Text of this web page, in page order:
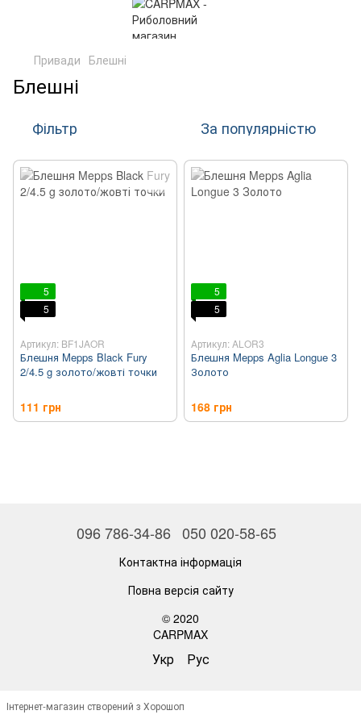
Привади Блешні
Блешні
Фільтр За популярністю
5
5
Артикул: BF1JAOR
Блешня Mepps Black Fury
2/4.5 g золото/жовті точки
111 грн
5
5
Артикул: ALOR3
Блешня Mepps Aglia Longue 3
Золото
168 грн
096 786-34-86 050 020-58-65
Контактна інформація
Повна версія сайту
© 2020
CARPMAX
Укр Рус
Інтернет-магазин створений з Хорошоп